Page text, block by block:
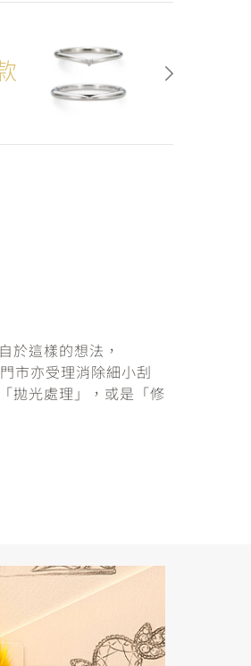
於這樣的想法，
市亦受理消除細小刮
拋光處理」，或是「修